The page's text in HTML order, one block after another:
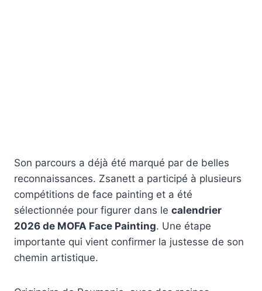
Son parcours a déjà été marqué par de belles
reconnaissances. Zsanett a participé à plusieurs
compétitions de face painting et a été
sélectionnée pour figurer dans le calendrier
2026 de MOFA Face Painting. Une étape
importante qui vient confirmer la justesse de son
chemin artistique.